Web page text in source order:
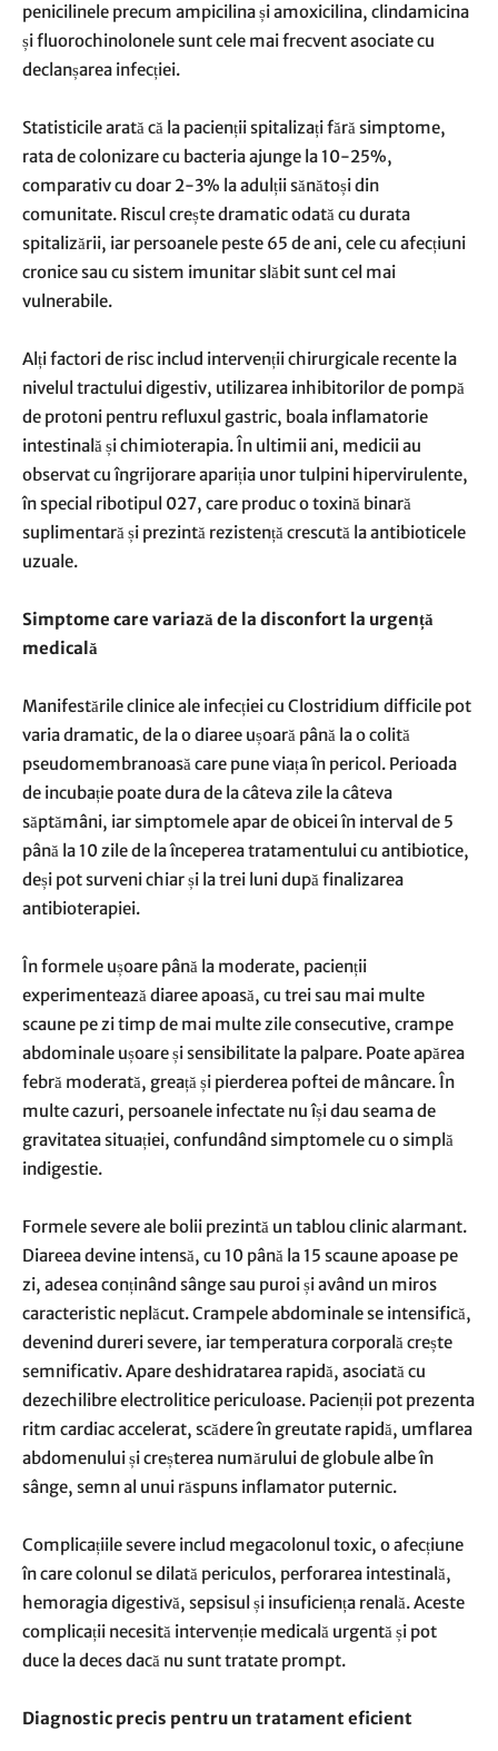
penicilinele precum ampicilina și amoxicilina, clindamicina
și fluorochinolonele sunt cele mai frecvent asociate cu
declanșarea infecției.
Statisticile arată că la pacienții spitalizați fără simptome,
rata de colonizare cu bacteria ajunge la 10-25%,
comparativ cu doar 2-3% la adulții sănătoși din
comunitate. Riscul crește dramatic odată cu durata
spitalizării, iar persoanele peste 65 de ani, cele cu afecțiuni
cronice sau cu sistem imunitar slăbit sunt cel mai
vulnerabile.
Alți factori de risc includ intervenții chirurgicale recente la
nivelul tractului digestiv, utilizarea inhibitorilor de pompă
de protoni pentru refluxul gastric, boala inflamatorie
intestinală și chimioterapia. În ultimii ani, medicii au
observat cu îngrijorare apariția unor tulpini hipervirulente,
în special ribotipul 027, care produc o toxină binară
suplimentară și prezintă rezistență crescută la antibioticele
uzuale.
Simptome care variază de la disconfort la urgență
medicală
Manifestările clinice ale infecției cu Clostridium difficile pot
varia dramatic, de la o diaree ușoară până la o colită
pseudomembranoasă care pune viața în pericol. Perioada
de incubație poate dura de la câteva zile la câteva
săptămâni, iar simptomele apar de obicei în interval de 5
până la 10 zile de la începerea tratamentului cu antibiotice,
deși pot surveni chiar și la trei luni după finalizarea
antibioterapiei.
În formele ușoare până la moderate, pacienții
experimentează diaree apoasă, cu trei sau mai multe
scaune pe zi timp de mai multe zile consecutive, crampe
abdominale ușoare și sensibilitate la palpare. Poate apărea
febră moderată, greață și pierderea poftei de mâncare. În
multe cazuri, persoanele infectate nu își dau seama de
gravitatea situației, confundând simptomele cu o simplă
indigestie.
Formele severe ale bolii prezintă un tablou clinic alarmant.
Diareea devine intensă, cu 10 până la 15 scaune apoase pe
zi, adesea conținând sânge sau puroi și având un miros
caracteristic neplăcut. Crampele abdominale se intensifică,
devenind dureri severe, iar temperatura corporală crește
semnificativ. Apare deshidratarea rapidă, asociată cu
dezechilibre electrolitice periculoase. Pacienții pot prezenta
ritm cardiac accelerat, scădere în greutate rapidă, umflarea
abdomenului și creșterea numărului de globule albe în
sânge, semn al unui răspuns inflamator puternic.
Complicațiile severe includ megacolonul toxic, o afecțiune
în care colonul se dilată periculos, perforarea intestinală,
hemoragia digestivă, sepsisul și insuficiența renală. Aceste
complicații necesită intervenție medicală urgentă și pot
duce la deces dacă nu sunt tratate prompt.
Diagnostic precis pentru un tratament eficient